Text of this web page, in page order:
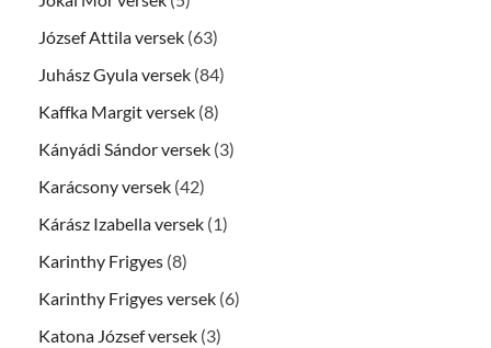
József Attila versek (63)
Juhász Gyula versek (84)
Kaffka Margit versek (8)
Kányádi Sándor versek (3)
Karácsony versek (42)
Kárász Izabella versek (1)
Karinthy Frigyes (8)
Karinthy Frigyes versek (6)
Katona József versek (3)